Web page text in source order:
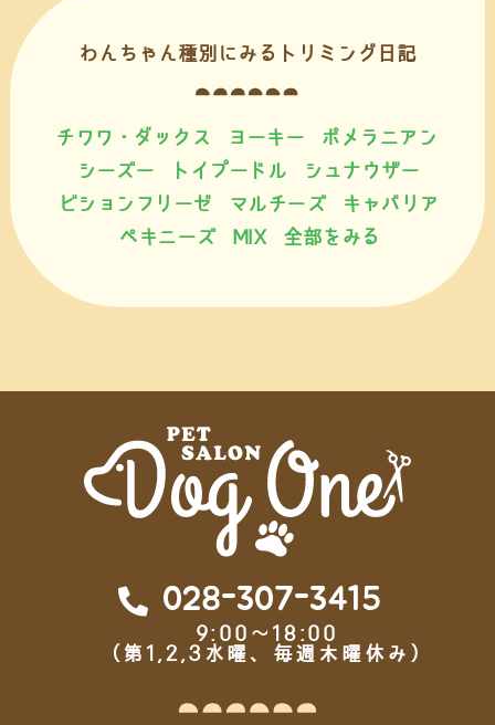
わんちゃん種別にみるトリミング日記
チワワ・ダックス ヨーキー
ポメラニアン
シーズー
トイプードル
シュナウザー
ビションフリーゼ
マルチーズ
キャバリア
ペキニーズ
MIX 全部をみる
028-307-3415
9:00～18:00
（第1,2,3水曜、毎週木曜休み）